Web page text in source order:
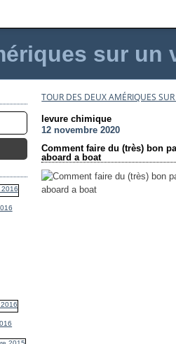
sur un
TOUR DES DEUX AMÉRIQUES
levure chimique
12 novembre 2020
Comment faire du (très) bon
aboard a boat